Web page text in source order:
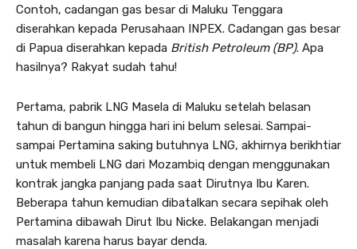
Contoh, cadangan gas besar di Maluku Tenggara
diserahkan kepada Perusahaan INPEX. Cadangan gas besar
di Papua diserahkan kepada British Petroleum (BP). Apa
hasilnya? Rakyat sudah tahu!
Pertama, pabrik LNG Masela di Maluku setelah belasan
tahun di bangun hingga hari ini belum selesai. Sampai-
sampai Pertamina saking butuhnya LNG, akhirnya berikhtiar
untuk membeli LNG dari Mozambiq dengan menggunakan
kontrak jangka panjang pada saat Dirutnya Ibu Karen.
Beberapa tahun kemudian dibatalkan secara sepihak oleh
Pertamina dibawah Dirut Ibu Nicke. Belakangan menjadi
masalah karena harus bayar denda.